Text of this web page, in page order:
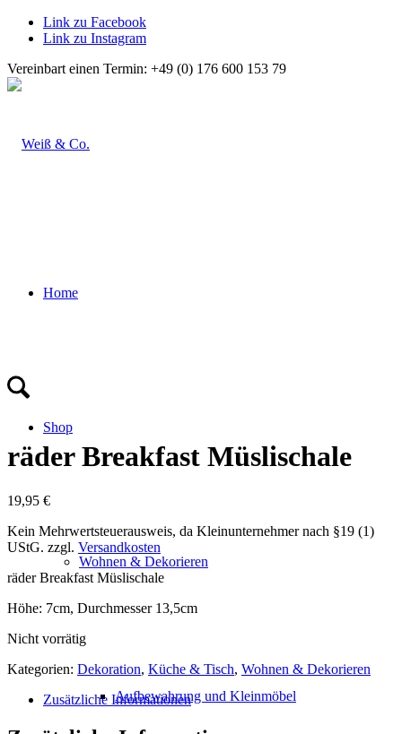
Link zu Facebook
Link zu Instagram
Vereinbart einen Termin: +49 (0) 176 600 153 79
Home
Shop
Wohnen & Dekorieren
Aufbewahrung und Kleinmöbel
räder Breakfast Müslischale
19,95 €
Kein Mehrwertsteuerausweis, da Kleinunternehmer nach §19 (1)
UStG. zzgl. Versandkosten
räder Breakfast Müslischale
Höhe: 7cm, Durchmesser 13,5cm
Nicht vorrätig
Kategorien: Dekoration, Küche & Tisch, Wohnen & Dekorieren
Zusätzliche Informationen